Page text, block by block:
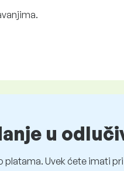
u
Uvek ćete imati